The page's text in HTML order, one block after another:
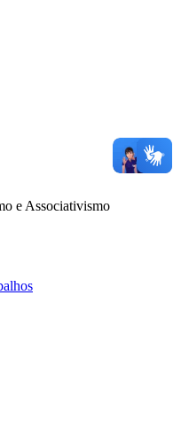
e Associativismo